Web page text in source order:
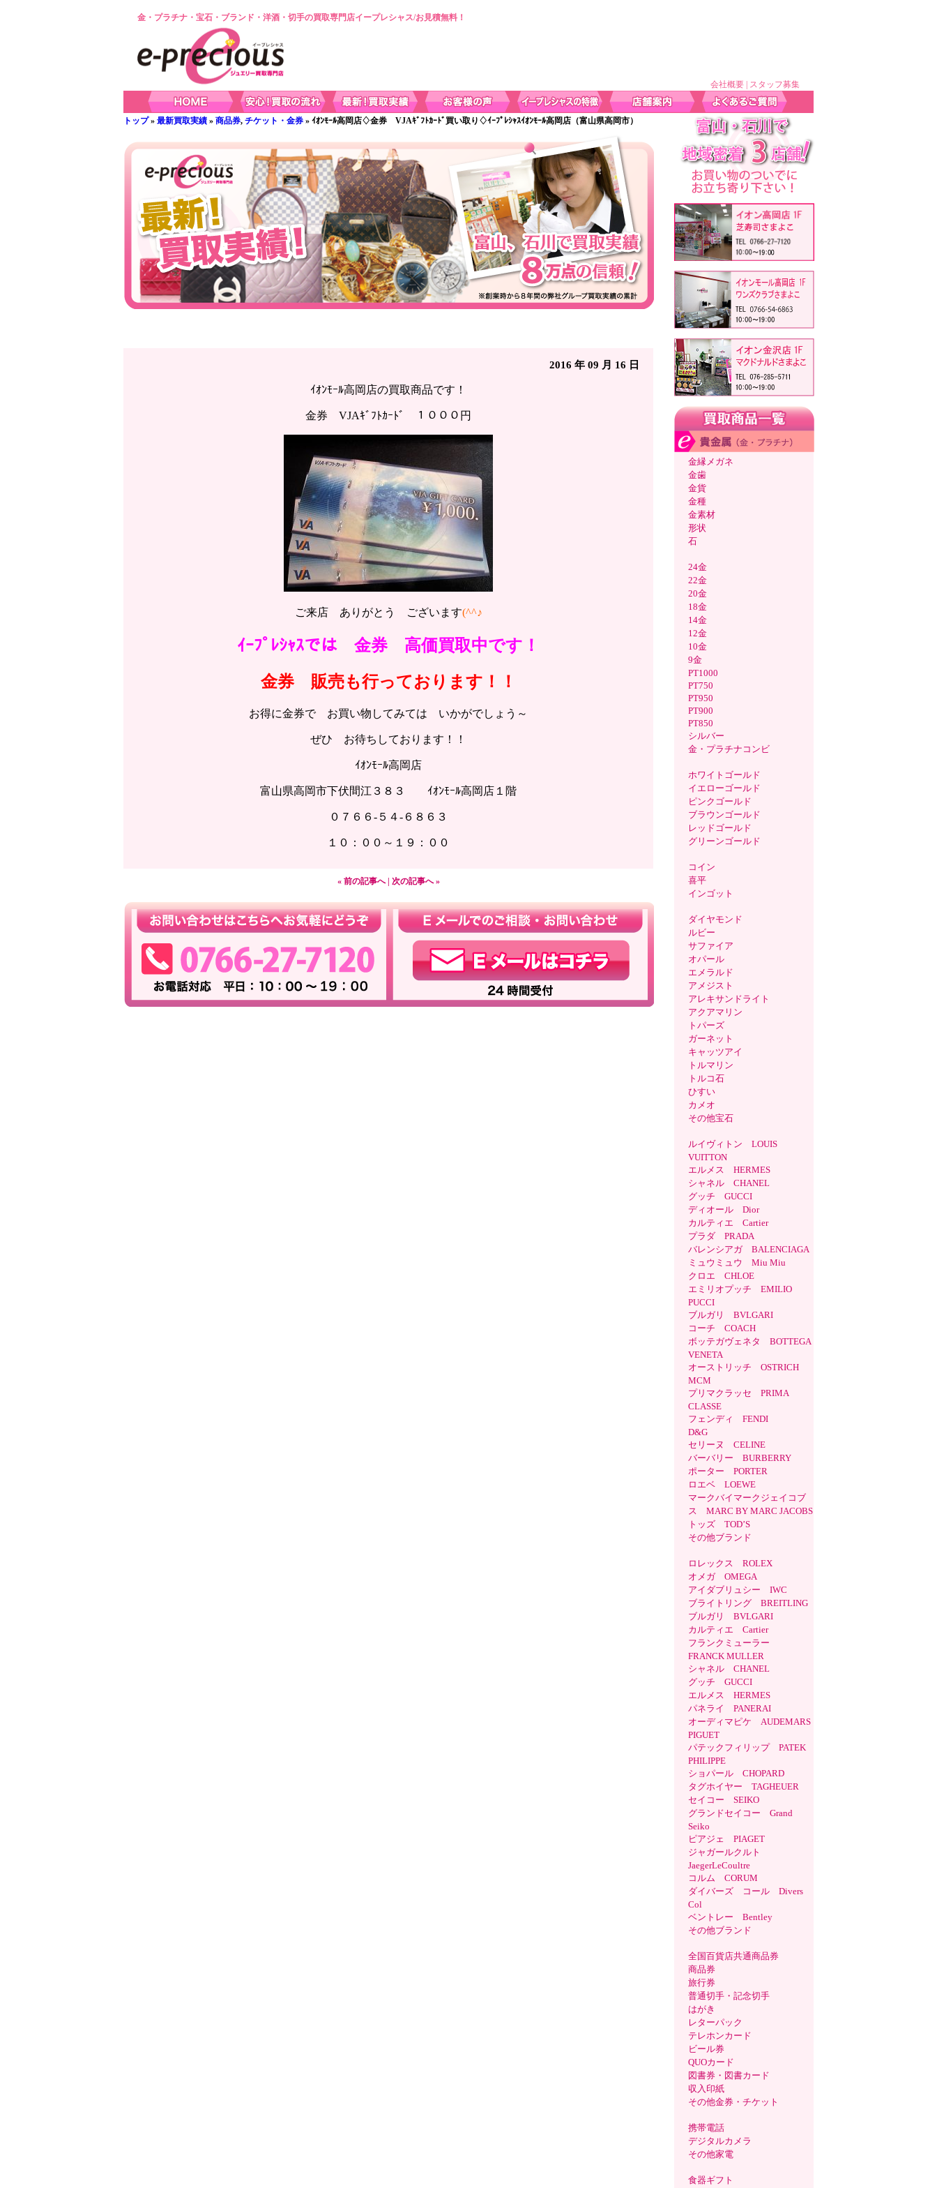
金・プラチナ・宝石・ブランド・洋酒・切手の買取専門店イープレシャス/お見積無料！
会社概要 スタッフ募集
トップ» 最新買取実績 » 商品券, チケット・金券 » ｲｵﾝﾓｰﾙ高岡店♢金券 VJAｷﾞﾌﾄｶｰﾄﾞ買い取り♢ｲｰﾌﾟﾚｼｬｽｲｵﾝﾓｰﾙ高岡店（富山県高岡市）
2016 年 09 月 16 日
ｲｵﾝﾓｰﾙ高岡店の買取商品です！
金券 VJAｷﾞﾌﾄｶｰﾄﾞ １０００円
ご来店 ありがとう ございます(^^♪
ｲｰﾌﾟﾚｼｬｽでは 金券 高価買取中です！
金券 販売も行っております！！
お得に金券で お買い物してみては いかがでしょう～
ぜひ お待ちしております！！
ｲｵﾝﾓｰﾙ高岡店
富山県高岡市下伏間江３８３ ｲｵﾝﾓｰﾙ高岡店１階
０７６６-５４-６８６３
１０：００～１９：００
« 前の記事へ| 次の記事へ »
金縁メガネ
金歯
金貨
金種
金素材
形状
石
24金
22金
20金
18金
14金
12金
10金
9金
PT1000
PT750
PT950
PT900
PT850
シルバー
金・プラチナコンビ
ホワイトゴールド
イエローゴールド
ピンクゴールド
ブラウンゴールド
レッドゴールド
グリーンゴールド
コイン
喜平
インゴット
ダイヤモンド
ルビー
サファイア
オパール
エメラルド
アメジスト
アレキサンドライト
アクアマリン
トパーズ
ガーネット
キャッツアイ
トルマリン
トルコ石
ひすい
カメオ
その他宝石
ルイヴィトン LOUIS
VUITTON
エルメス HERMES
シャネル CHANEL
グッチ GUCCI
ディオール Dior
カルティエ Cartier
プラダ PRADA
バレンシアガ BALENCIAGA
ミュウミュウ Miu Miu
クロエ CHLOE
エミリオプッチ EMILIO
PUCCI
ブルガリ BVLGARI
コーチ COACH
ボッテガヴェネタ BOTTEGA
VENETA
オーストリッチ OSTRICH
MCM
プリマクラッセ PRIMA
CLASSE
フェンディ FENDI
D&G
セリーヌ CELINE
バーバリー BURBERRY
ポーター PORTER
ロエベ LOEWE
マークバイマークジェイコブ
ス MARC BY MARC JACOBS
トッズ TOD’S
その他ブランド
ロレックス ROLEX
オメガ OMEGA
アイダブリュシー IWC
ブライトリング BREITLING
ブルガリ BVLGARI
カルティエ Cartier
フランクミューラー
FRANCK MULLER
シャネル CHANEL
グッチ GUCCI
エルメス HERMES
パネライ PANERAI
オーディマピケ AUDEMARS
PIGUET
パテックフィリップ PATEK
PHILIPPE
ショパール CHOPARD
タグホイヤー TAGHEUER
セイコー SEIKO
グランドセイコー Grand
Seiko
ピアジェ PIAGET
ジャガールクルト
JaegerLeCoultre
コルム CORUM
ダイバーズ コール Divers
Col
ベントレー Bentley
その他ブランド
全国百貨店共通商品券
商品券
旅行券
普通切手・記念切手
はがき
レターパック
テレホンカード
ビール券
QUOカード
図書券・図書カード
収入印紙
その他金券・チケット
携帯電話
デジタルカメラ
その他家電
食器ギフト